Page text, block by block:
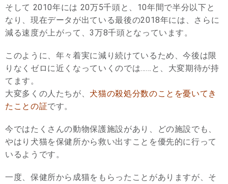
そして 2010年には 20万5千頭と、10年間で半分以下と
なり、現在データが出ている最後の2018年には、さらに
減る速度が上がって、3万8千頭となっています。
このように、年々着実に減り続けているため、今後は限
りなくゼロに近くなっていくのでは……と、大変期待が持
てます。
大変多くの人たちが、 犬猫の殺処分数のことを憂いてき
たことの証です。
今ではたくさんの動物保護施設があり、どの施設でも、
やはり犬猫を保健所から救い出すことを優先的に行って
いるようです。
一度、保健所から成猫をもらったことがありますが、そ